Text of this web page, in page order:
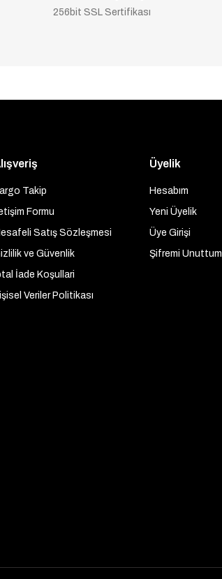
256bit SSL Sertifikası
Takip
Formu
Satış Sözleşmesi
ve Güvenlik
İade Koşullari
Veriler Politikası
Üyelik
Hesabım
Yeni Üyelik
Üye Girişi
Şifremi Unuttum